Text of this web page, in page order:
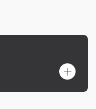
plus